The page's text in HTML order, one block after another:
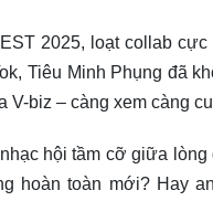
2025, loạt collab
Tiêu Minh Phụng đã
V-biz – càng xem càng
hội tầm cỡ giữa
hoàn toàn mới? Hay